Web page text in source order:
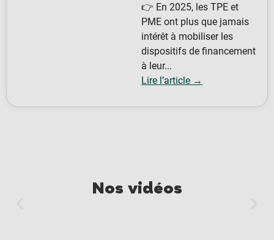
👉 En 2025, les TPE et
PME ont plus que jamais
intérêt à mobiliser les
dispositifs de financement
à leur...
Lire l’article →
Nos vidéos